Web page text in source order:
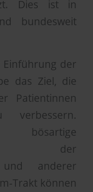
Dies ist in
bundesweit
der
das Ziel, die
Patientinnen
der
und anderer
Trakt können